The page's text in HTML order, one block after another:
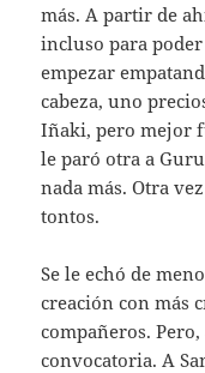
más. A partir de
incluso para
empezar
cabeza, uno
Iñaki, pero mejor
le paró otra a
nada más. Otra
tontos.
Se le echó de
creación con más
compañeros.
convocatoria. A